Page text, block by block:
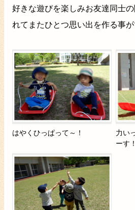
好きな遊びを楽しみお友達同士
れてまたひとつ思い出を作る事が
はやくひっぱって～！
力い
ーす！